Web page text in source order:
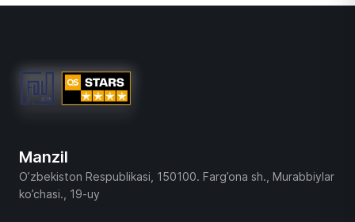
Manzil
O’zbekiston Respublikasi, 150100. Farg’ona sh., Murabbiylar
ko’chasi., 19-uy